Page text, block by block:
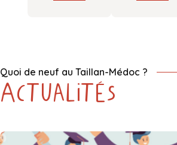
Quoi de neuf au Taillan-Médoc ?
Actualités